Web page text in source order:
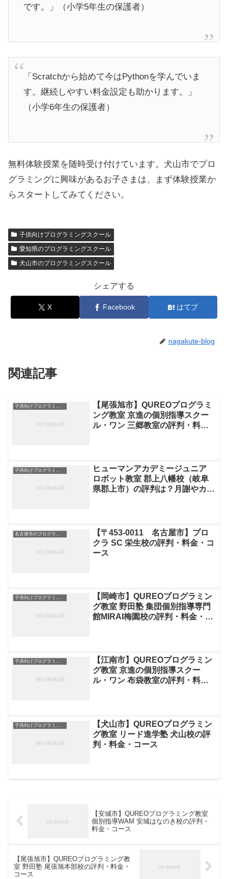
です。」（小学5年生の保護者）
「Scratchから始めて今はPythonを学んでいま
す。継続しやすい料金設定も助かります。」
（小学6年生の保護者）
無料体験授業を随時受け付けています。犬山市でプロ
グラミングに興味があるお子さまは、まず体験授業か
らスタートしてみてください。
子供向けプログラミングスクール
愛知県のプログラミングスクール
犬山市のプログラミングスクール
シェアする
X Facebook はてブ
nagakute-blog
関連記事
子供向けプログラミングスクール
【尾張旭市】QUREOプログラミ
ング教室 京進の個別指導スクー
ル・ワン 三郷教室の評判・料
ヒューマンアカデミージュニア
ロボット教室 郡上八幡校（岐阜
県郡上市）の評判は？月謝やカリ
【〒453-0011 名古屋市】プロ
クラ SC 栄生校の評判・料金・コ
ース
子供向けプログラミングスクール
【岡崎市】QUREOプログラミン
グ教室 野田塾 集団個別指導専門
館MIRAI梅園校の評判・料金・コ
子供向けプログラミングスクール
【江南市】QUREOプログラミン
グ教室 京進の個別指導スクー
ル・ワン 布袋教室の評判・料
【犬山市】QUREOプログラミン
グ教室 リード進学塾 犬山校の評
判・料金・コース
【安城市】QUREOプログラミング教室
個別指導WAM 安城はなのき校の評判・
料金・コース
【尾張旭市】QUREOプログラミング教
室 野田塾 尾張旭本部校の評判・料金・
コース